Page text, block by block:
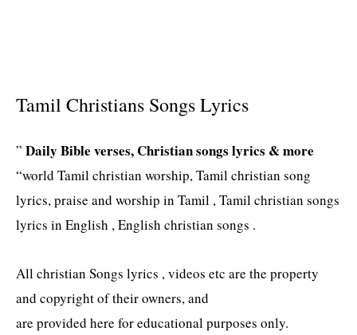
Tamil Christians Songs Lyrics
” Daily Bible verses, Christian songs lyrics & more
“world Tamil christian worship, Tamil christian song
lyrics, praise and worship in Tamil , Tamil christian songs
lyrics in English , English christian songs .
All christian Songs lyrics , videos etc are the property
and copyright of their owners, and
are provided here for educational purposes only.